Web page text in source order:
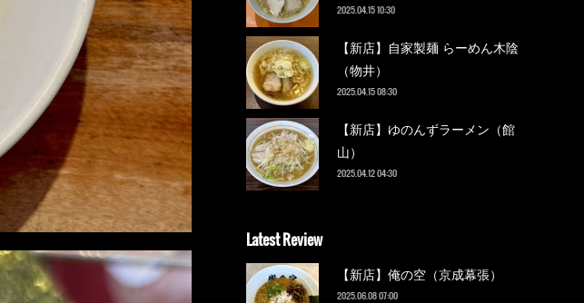
2025.04.15 10:30
【新店】自家製麺 らーめん木陰
（物井）
2025.04.15 08:30
【新店】ゆのんずラーメン（館
山）
2025.04.12 04:30
Latest Review
【新店】俺の空（京成幕張）
2025.06.08 07:00